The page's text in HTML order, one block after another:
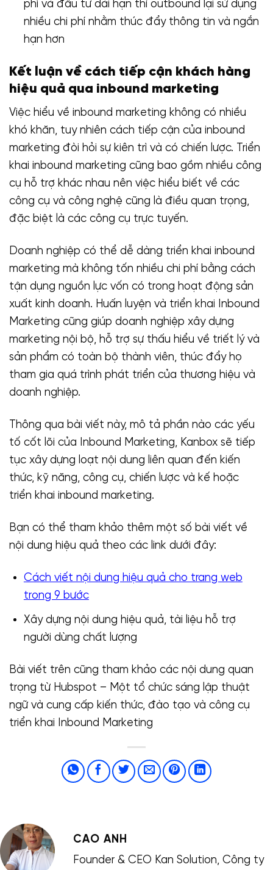
phí và đầu tư dài hạn thì outbound lại sử dụng
nhiều chi phí nhằm thúc đẩy thông tin và ngắn
hạn hơn
Kết luận về cách tiếp cận khách hàng
hiệu quả qua inbound marketing
Việc hiểu về inbound marketing không có nhiều
khó khăn, tuy nhiên cách tiếp cận của inbound
marketing đòi hỏi sự kiên trì và có chiến lược. Triển
khai inbound marketing cũng bao gồm nhiều công
cụ hỗ trợ khác nhau nên việc hiểu biết về các
công cụ và công nghệ cũng là điều quan trọng,
đặc biệt là các công cụ trực tuyến.
Doanh nghiệp có thể dễ dàng triển khai inbound
marketing mà không tốn nhiều chi phí bằng cách
tận dụng nguồn lực vốn có trong hoạt động sản
xuất kinh doanh. Huấn luyện và triển khai Inbound
Marketing cũng giúp doanh nghiệp xây dựng
marketing nội bộ, hỗ trợ sự thấu hiểu về triết lý và
sản phẩm có toàn bộ thành viên, thúc đẩy họ
tham gia quá trình phát triển của thương hiệu và
doanh nghiệp.
Thông qua bài viết này, mô tả phần nào các yếu
tố cốt lõi của Inbound Marketing, Kanbox sẽ tiếp
tục xây dựng loạt nội dung liên quan đến kiến
thức, kỹ năng, công cụ, chiến lược và kế hoặc
triển khai inbound marketing.
Bạn có thể tham khảo thêm một số bài viết về
nội dung hiệu quả theo các link dưới đây:
Cách viết nội dung hiệu quả cho trang web
trong 9 bước
Xây dựng nội dung hiệu quả, tài liệu hỗ trợ
người dùng chất lượng
Bài viết trên cũng tham khảo các nội dung quan
trọng từ Hubspot – Một tổ chức sáng lập thuật
ngữ và cung cấp kiến thức, đào tạo và công cụ
triển khai Inbound Marketing
CAO ANH
Founder & CEO Kan Solution, Công ty